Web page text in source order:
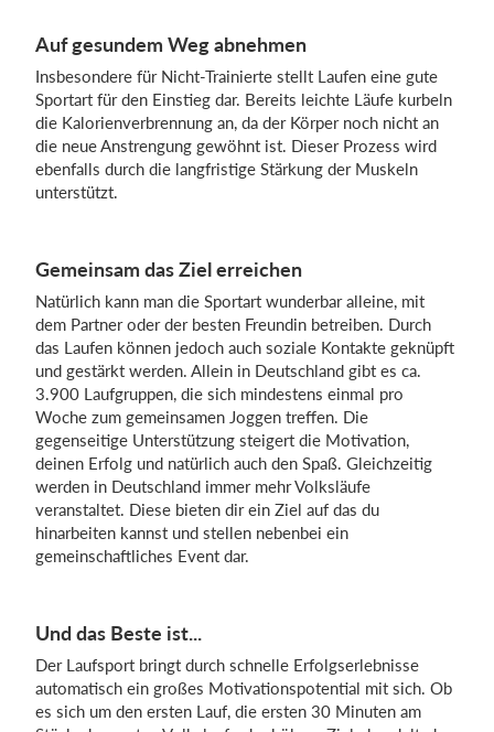
Auf gesundem Weg abnehmen
Insbesondere für Nicht-Trainierte stellt Laufen eine gute
Sportart für den Einstieg dar. Bereits leichte Läufe kurbeln
die Kalorienverbrennung an, da der Körper noch nicht an
die neue Anstrengung gewöhnt ist. Dieser Prozess wird
ebenfalls durch die langfristige Stärkung der Muskeln
unterstützt.
Gemeinsam das Ziel erreichen
Natürlich kann man die Sportart wunderbar alleine, mit
dem Partner oder der besten Freundin betreiben. Durch
das Laufen können jedoch auch soziale Kontakte geknüpft
und gestärkt werden. Allein in Deutschland gibt es ca.
3.900 Laufgruppen, die sich mindestens einmal pro
Woche zum gemeinsamen Joggen treffen. Die
gegenseitige Unterstützung steigert die Motivation,
deinen Erfolg und natürlich auch den Spaß. Gleichzeitig
werden in Deutschland immer mehr Volksläufe
veranstaltet. Diese bieten dir ein Ziel auf das du
hinarbeiten kannst und stellen nebenbei ein
gemeinschaftliches Event dar.
Und das Beste ist...
Der Laufsport bringt durch schnelle Erfolgserlebnisse
automatisch ein großes Motivationspotential mit sich. Ob
es sich um den ersten Lauf, die ersten 30 Minuten am